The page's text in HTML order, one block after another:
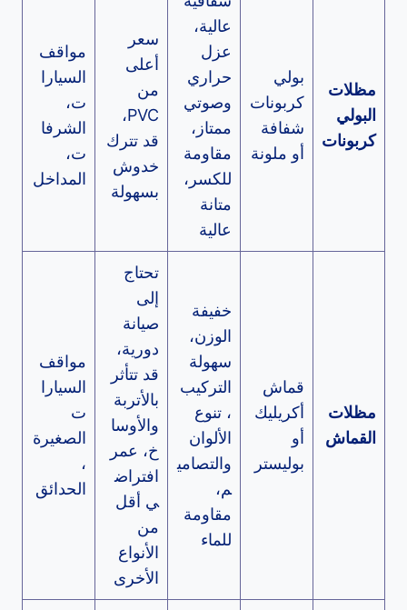
مظلات
البولي
كربونات
بولي
كربونات
شفافة
أو ملونة
عالية،
عزل
حراري
وصوتي
ممتاز،
مقاومة
للكسر،
متانة
عالية
سعر
أعلى
من
PVC،
قد تترك
خدوش
بسهولة
مواقف
السيارا
ت،
الشرفا
ت،
المداخل
مظلات
القماش
قماش
أكريليك
أو
بوليستر
خفيفة
الوزن،
سهولة
التركيب
، تنوع
الألوان
والتصامي
م،
مقاومة
للماء
تحتاج
إلى
صيانة
دورية،
قد تتأثر
بالأتربة
والأوسا
خ، عمر
افتراض
ي أقل
من
الأنواع
الأخرى
مواقف
السيارا
ت
الصغيرة
،
الحدائق